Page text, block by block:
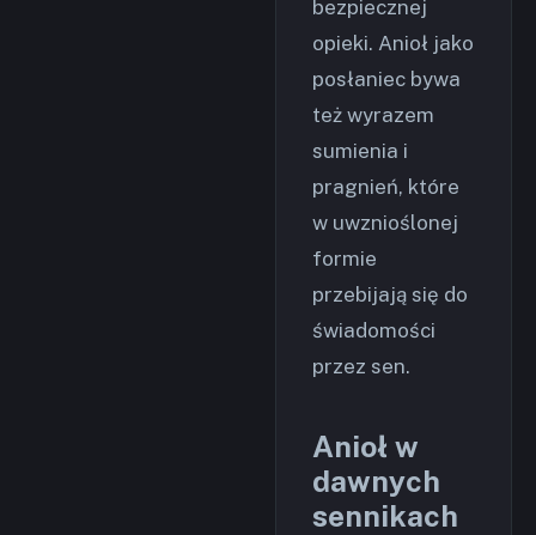
bezpiecznej
opieki. Anioł jako
posłaniec bywa
też wyrazem
sumienia i
pragnień, które
w uwznioślonej
formie
przebijają się do
świadomości
przez sen.
Anioł w
dawnych
sennikach